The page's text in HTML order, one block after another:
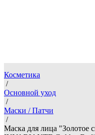
Косметика
/
Основной уход
/
Маски / Патчи
/
Маска для лица